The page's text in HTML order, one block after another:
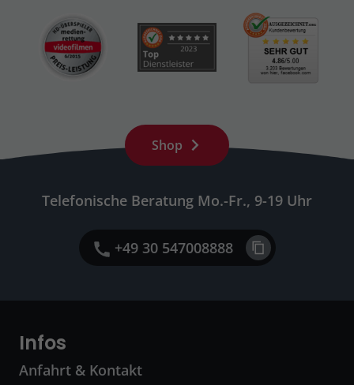
Shop
Telefonische Beratung Mo.-Fr., 9-19 Uhr
+49 30 547008888
Infos
Anfahrt & Kontakt